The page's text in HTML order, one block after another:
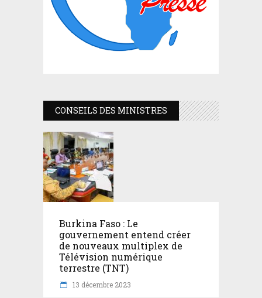
CONSEILS DES MINISTRES
Burkina Faso : Le
gouvernement entend créer
de nouveaux multiplex de
Télévision numérique
terrestre (TNT)
13 décembre 2023